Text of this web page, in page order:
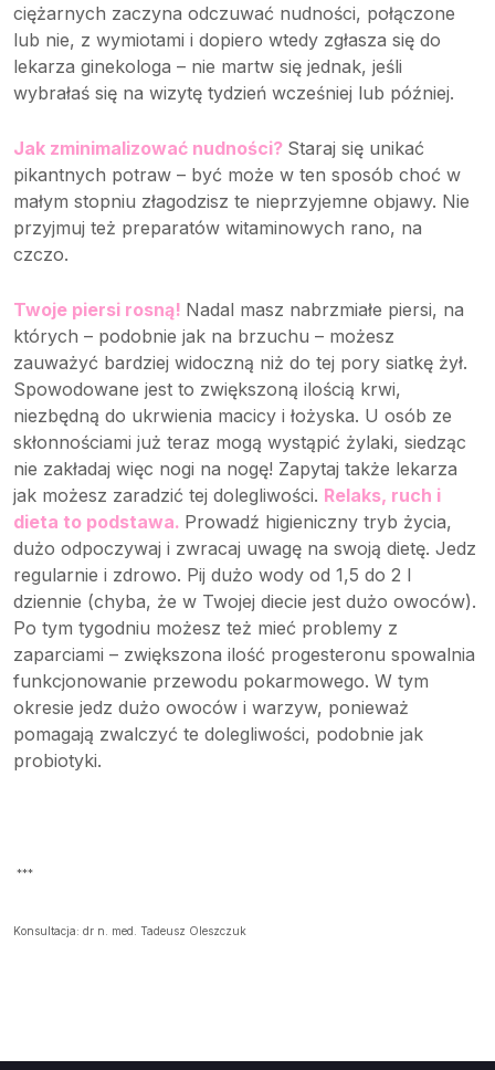
ciężarnych zaczyna odczuwać nudności, połączone
lub nie, z wymiotami i dopiero wtedy zgłasza się do
lekarza ginekologa – nie martw się jednak, jeśli
wybrałaś się na wizytę tydzień wcześniej lub później.
Jak zminimalizować nudności? Staraj się unikać
pikantnych potraw – być może w ten sposób choć w
małym stopniu złagodzisz te nieprzyjemne objawy. Nie
przyjmuj też preparatów witaminowych rano, na
czczo.
Twoje piersi rosną! Nadal masz nabrzmiałe piersi, na
których – podobnie jak na brzuchu – możesz
zauważyć bardziej widoczną niż do tej pory siatkę żył.
Spowodowane jest to zwiększoną ilością krwi,
niezbędną do ukrwienia macicy i łożyska. U osób ze
skłonnościami już teraz mogą wystąpić żylaki, siedząc
nie zakładaj więc nogi na nogę! Zapytaj także lekarza
jak możesz zaradzić tej dolegliwości. Relaks, ruch i
dieta to podstawa. Prowadź higieniczny tryb życia,
dużo odpoczywaj i zwracaj uwagę na swoją dietę. Jedz
regularnie i zdrowo. Pij dużo wody od 1,5 do 2 l
dziennie (chyba, że w Twojej diecie jest dużo owoców).
Po tym tygodniu możesz też mieć problemy z
zaparciami – zwiększona ilość progesteronu spowalnia
funkcjonowanie przewodu pokarmowego. W tym
okresie jedz dużo owoców i warzyw, ponieważ
pomagają zwalczyć te dolegliwości, podobnie jak
probiotyki.
***
Konsultacja: dr n. med. Tadeusz Oleszczuk